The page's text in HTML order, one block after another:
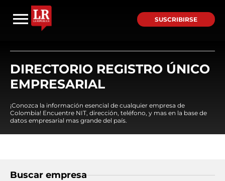
SUSCRIBIRSE
DIRECTORIO REGISTRO ÚNICO
EMPRESARIAL
¡Conozca la información esencial de cualquier empresa de
Colombia! Encuentre NIT, dirección, teléfono, y mas en la base de
datos empresarial mas grande del país.
Buscar empresa